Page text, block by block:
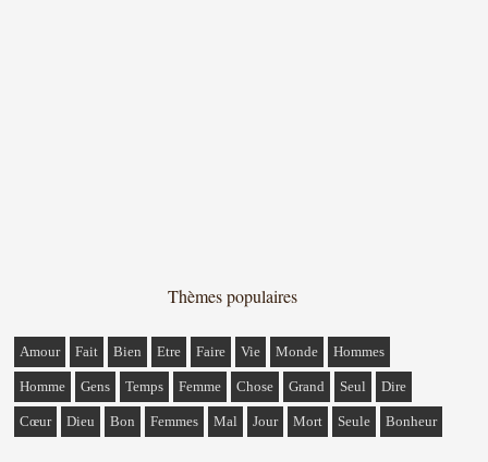
Thèmes populaires
Amour Fait Bien Etre Faire Vie Monde Hommes
Homme Gens Temps Femme Chose Grand Seul Dire
Cœur Dieu Bon Femmes Mal Jour Mort Seule Bonheur